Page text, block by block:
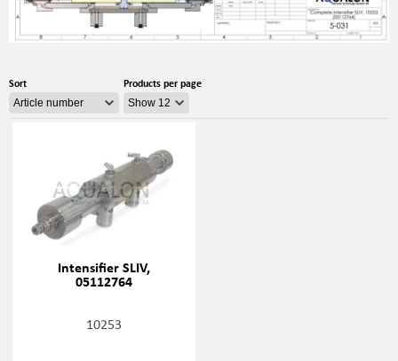
Sort Products per page
Intensifier SLIV,
05112764
10253